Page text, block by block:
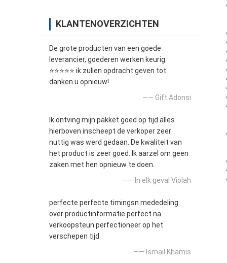
KLANTENOVERZICHTEN
De grote producten van een goede
leverancier, goederen werken keurig
⭐⭐⭐⭐⭐ ik zullen opdracht geven tot
danken u opnieuw!
—— Gift Adonsi
Ik ontving mijn pakket goed op tijd alles
hierboven inscheept de verkoper zeer
nuttig was werd gedaan. De kwaliteit van
het product is zeer goed. Ik aarzel om geen
zaken met hen opnieuw te doen.
—— In elk geval Violah
perfecte perfecte timingsn mededeling
over productinformatie perfect na
verkoopsteun perfectioneer op het
verschepen tijd
—— Ismail Khamis